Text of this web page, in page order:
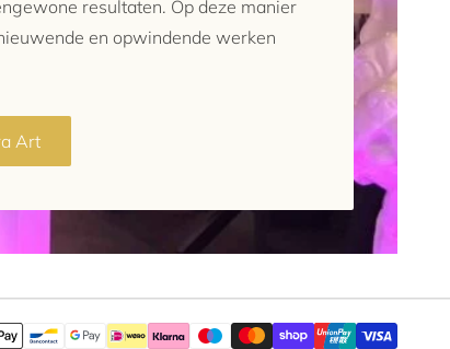
resultaten. Op deze manier
en opwindende werken
Art